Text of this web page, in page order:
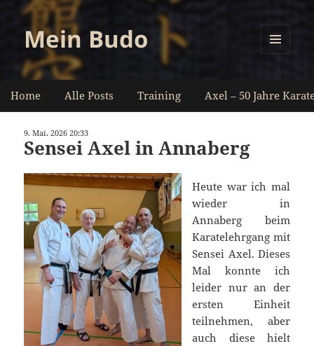
Mein Budo
Home Alle Posts Training Axel – 50 Jahre
9. Mai. 2026 20:33
Sensei Axel in Annaberg
Heute war ich mal
wieder in
Annaberg beim
Karatelehrgang mit
Sensei Axel. Dieses
Mal konnte ich
leider nur an der
ersten Einheit
teilnehmen, aber
auch diese hielt